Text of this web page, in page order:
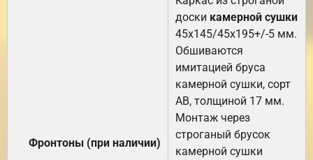
Фронтоны (при наличии)
доски камерной сушки
45х145/45х195+/-5 мм.
Обшиваются
имитацией бруса
камерной сушки, сорт
АВ, толщиной 17 мм.
Монтаж через
строганый брусок
камерной сушки